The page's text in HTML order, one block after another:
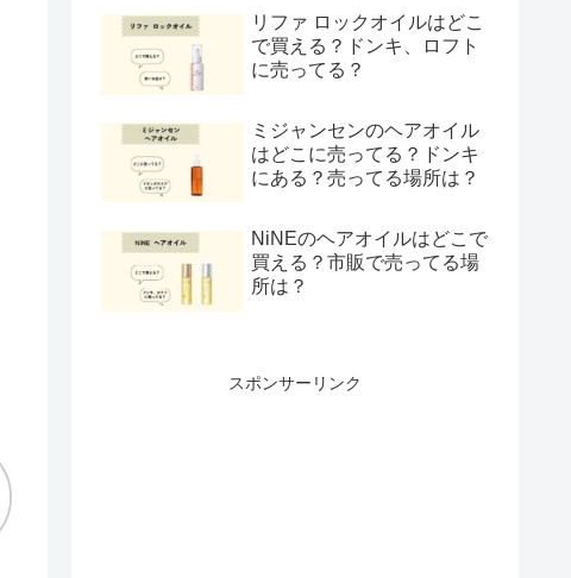
リファ ロックオイルはどこ
で買える？ドンキ、ロフト
に売ってる？
ミジャンセンのヘアオイル
はどこに売ってる？ドンキ
にある？売ってる場所は？
NiNEのヘアオイルはどこで
買える？市販で売ってる場
所は？
スポンサーリンク